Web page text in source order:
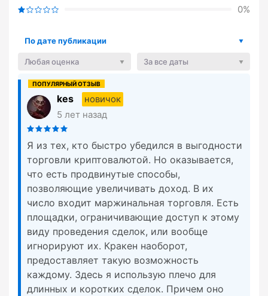
0%
По дате публикации
Любая оценка За все даты
kes
новичок
5 лет назад
Я из тех, кто быстро убедился в выгодности
торговли криптовалютой. Но оказывается,
что есть продвинутые способы,
позволяющие увеличивать доход. В их
число входит маржинальная торговля. Есть
площадки, ограничивающие доступ к этому
виду проведения сделок, или вообще
игнорируют их. Кракен наоборот,
предоставляет такую возможность
каждому. Здесь я использую плечо для
длинных и коротких сделок. Причем оно